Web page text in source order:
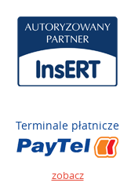
Terminale płatnicze
zobacz